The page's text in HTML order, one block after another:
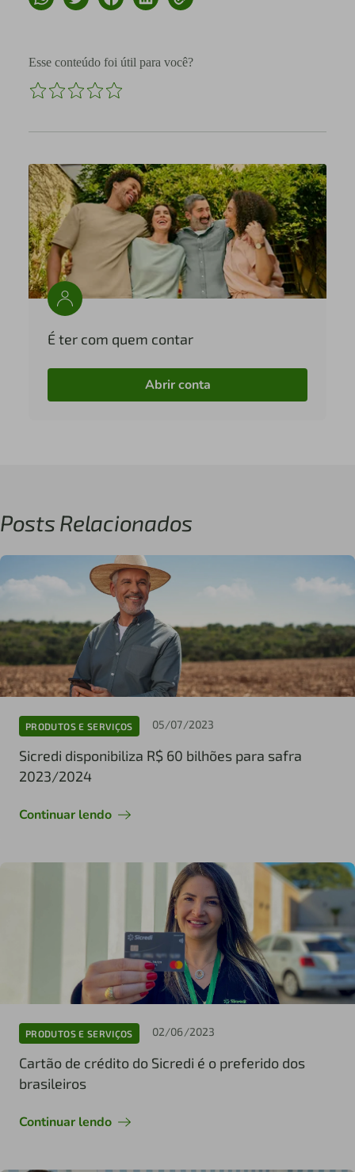
Esse conteúdo foi útil para você?
É ter com quem contar
Abrir conta
Posts Relacionados
PRODUTOS E SERVIÇOS 05/07/2023
Sicredi disponibiliza R$ 60 bilhões para safra
2023/2024
Continuar lendo
PRODUTOS E SERVIÇOS 02/06/2023
Cartão de crédito do Sicredi é o preferido dos
brasileiros
Continuar lendo